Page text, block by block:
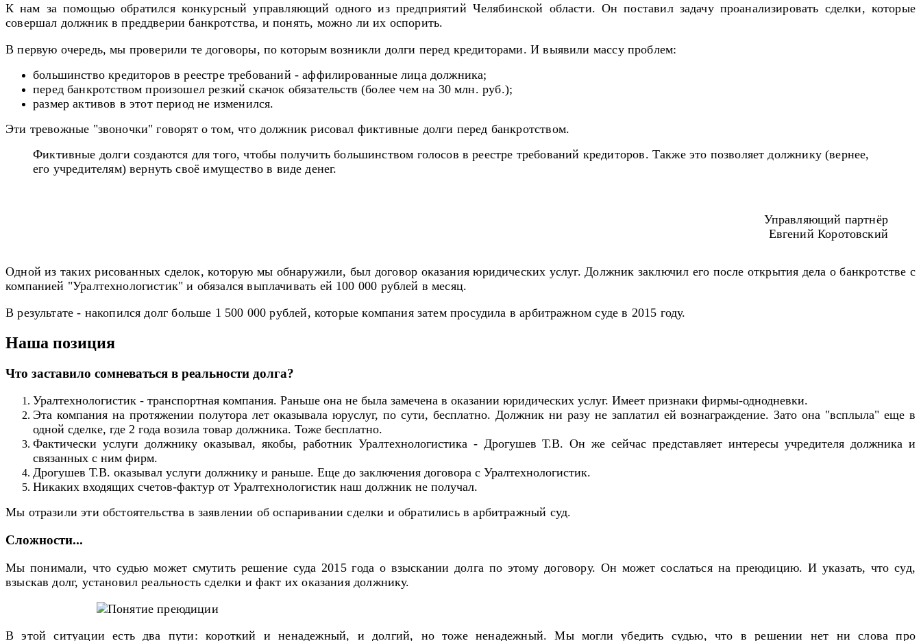
К нам за помощью обратился конкурсный управляющий одного из предприятий Челябинской области. Он поставил задачу проанализировать сделки, которые
совершал должник в преддверии банкротства, и понять, можно ли их оспорить.
В первую очередь, мы проверили те договоры, по которым возникли долги перед кредиторами. И выявили массу проблем:
большинство кредиторов в реестре требований - аффилированные лица должника;
перед банкротством произошел резкий скачок обязательств (более чем на 30 млн. руб.);
размер активов в этот период не изменился.
Эти тревожные "звоночки" говорят о том, что должник рисовал фиктивные долги перед банкротством.
Фиктивные долги создаются для того, чтобы получить большинством голосов в реестре требований кредиторов. Также это позволяет должнику (вернее,
его учредителям) вернуть своё имущество в виде денег.
Управляющий партнёр
Евгений Коротовский
Одной из таких рисованных сделок, которую мы обнаружили, был договор оказания юридических услуг. Должник заключил его после открытия дела о банкротстве с
компанией "Уралтехнологистик" и обязался выплачивать ей 100 000 рублей в месяц.
В результате - накопился долг больше 1 500 000 рублей, которые компания затем просудила в арбитражном суде в 2015 году.
Наша позиция
Что заставило сомневаться в реальности долга?
Уралтехнологистик - транспортная компания. Раньше она не была замечена в оказании юридических услуг. Имеет признаки фирмы-однодневки.
Эта компания на протяжении полутора лет оказывала юруслуг, по сути, бесплатно. Должник ни разу не заплатил ей вознаграждение. Зато она "всплыла" еще в
одной сделке, где 2 года возила товар должника. Тоже бесплатно.
Фактически услуги должнику оказывал, якобы, работник Уралтехнологистика - Дрогушев Т.В. Он же сейчас представляет интересы учредителя должника и
связанных с ним фирм.
Дрогушев Т.В. оказывал услуги должнику и раньше. Еще до заключения договора с Уралтехнологистик.
Никаких входящих счетов-фактур от Уралтехнологистик наш должник не получал.
Мы отразили эти обстоятельства в заявлении об оспаривании сделки и обратились в арбитражный суд.
Сложности...
Мы понимали, что судью может смутить решение суда 2015 года о взыскании долга по этому договору. Он может сослаться на преюдицию. И указать, что суд,
взыскав долг, установил реальность сделки и факт их оказания должнику.
В этой ситуации есть два пути: короткий и ненадежный, и долгий, но тоже ненадежный. Мы могли убедить судью, что в решении нет ни слова про